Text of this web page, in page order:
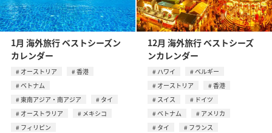
1月 海外旅行 ベストシーズン
カレンダー
オーストリア
香港
ベトナム
東南アジア・南アジア
タイ
オーストラリア
メキシコ
フィリピン
12月 海外旅行 ベストシーズ
ンカレンダー
ハワイ
ベルギー
オーストリア
香港
スイス
ドイツ
ベトナム
アメリカ
タイ
フランス